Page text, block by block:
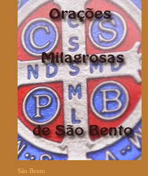
São Bento